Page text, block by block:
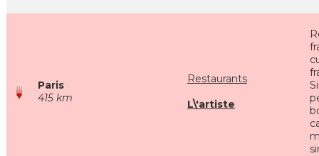
Paris
415 km
Restaurants
L\'artiste